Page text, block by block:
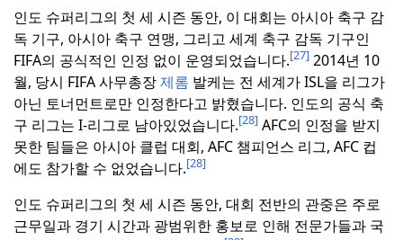
인도 슈퍼리그의 첫 세 시즌 동안, 이 대회는 아시아 축구 감
독 기구, 아시아 축구 연맹, 그리고 세계 축구 감독 기구인
FIFA의 공식적인 인정 없이 운영되었습니다.[27] 2014년 10
월, 당시 FIFA 사무총장제롬 발케는 전 세계가 ISL을 리그가
아닌 토너먼트로만 인정한다고 밝혔습니다. 인도의 공식 축
구 리그는 I-리그로 남아있었습니다.[28] AFC의 인정을 받지
못한 팀들은 아시아 클럽 대회, AFC 챔피언스 리그, AFC 컵
에도 참가할 수 없었습니다.[28]
인도 슈퍼리그의 첫 세 시즌 동안, 대회 전반의 관중은 주로
근무일과 경기 시간과 광범위한 홍보로 인해 전문가들과 국